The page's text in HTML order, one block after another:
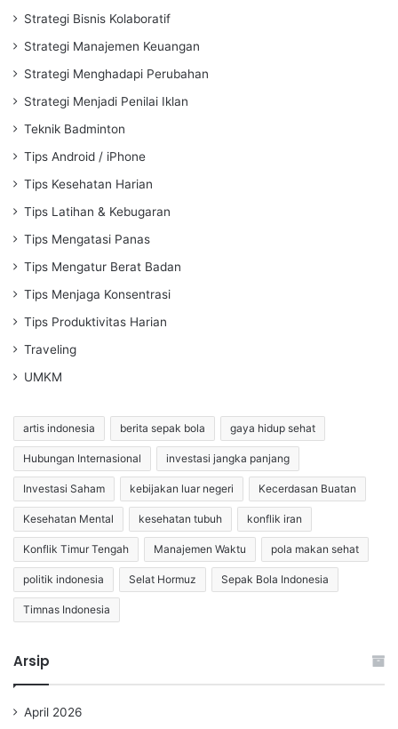
Strategi Bisnis Kolaboratif
Strategi Manajemen Keuangan
Strategi Menghadapi Perubahan
Strategi Menjadi Penilai Iklan
Teknik Badminton
Tips Android / iPhone
Tips Kesehatan Harian
Tips Latihan & Kebugaran
Tips Mengatasi Panas
Tips Mengatur Berat Badan
Tips Menjaga Konsentrasi
Tips Produktivitas Harian
Traveling
UMKM
artis indonesia berita sepak bola gaya hidup sehat
Hubungan Internasional investasi jangka panjang
Investasi Saham kebijakan luar negeri Kecerdasan Buatan
Kesehatan Mental kesehatan tubuh konflik iran
Konflik Timur Tengah Manajemen Waktu pola makan sehat
politik indonesia Selat Hormuz Sepak Bola Indonesia
Timnas Indonesia
Arsip
April 2026